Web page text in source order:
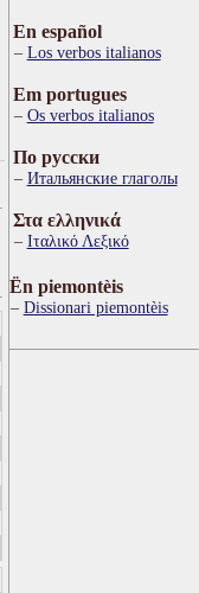
En español
Los verbos italianos
Em portugues
Os verbos italianos
По русски
Итальянские глаголы
Στα ελληνικά
Ιταλικό Λεξικό
Ën piemontèis
Dissionari piemontèis